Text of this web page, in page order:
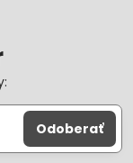
Odoberať